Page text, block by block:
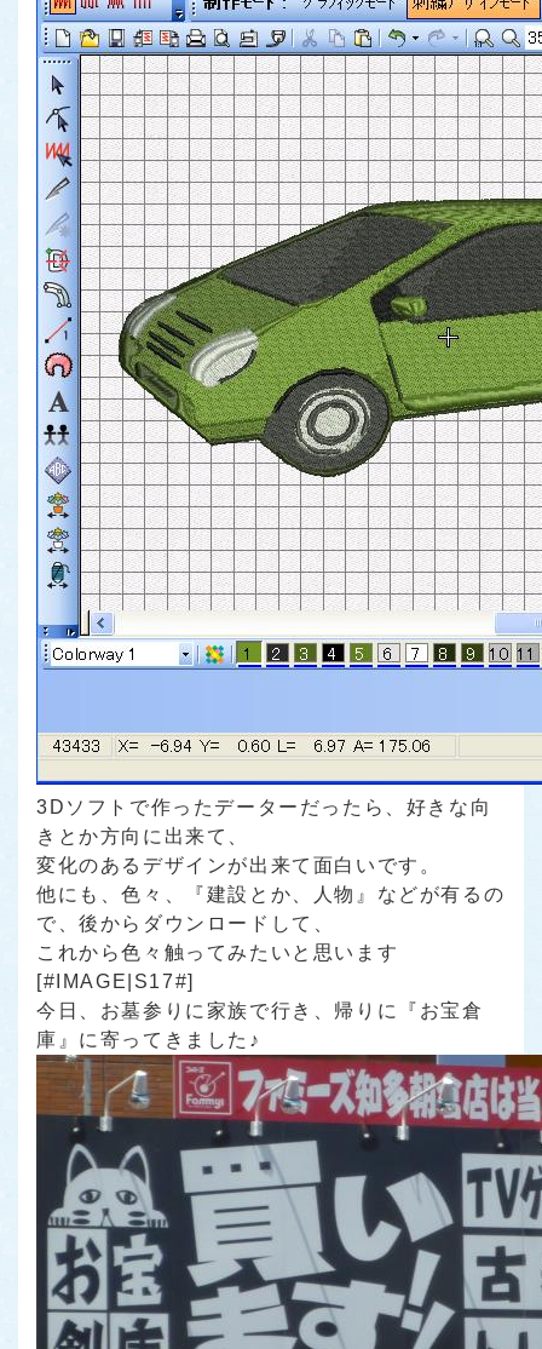
3Dソフトで作ったデーターだったら、好きな向
きとか方向に出来て、
変化のあるデザインが出来て面白いです。
他にも、色々、『建設とか、人物』などが有るの
で、後からダウンロードして、
これから色々触ってみたいと思います
[#IMAGE|S17#]
今日、お墓参りに家族で行き、帰りに『お宝倉
庫』に寄ってきました♪